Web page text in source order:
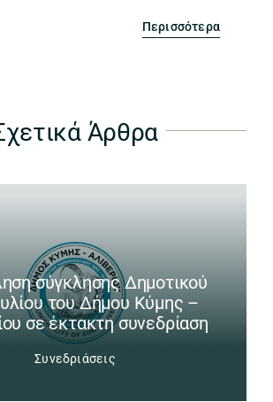
Περισσότερα
Άρθρα
σύγκλησης Δημοτικού
του Δήμου Κύμης –
σε έκτακτη συνεδρίαση
Συνεδριάσεις